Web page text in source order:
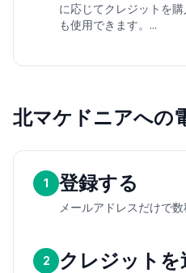
に応じてクレジットを
も使用できます。...
北マケドニアへの
1 登録する
メールアドレスだけで
2 クレジットを